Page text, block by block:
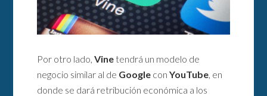
Por otro lado,Vine tendrá un modelo de
negocio similar al de Google conYouTube , en
donde se dará retribución económica a los